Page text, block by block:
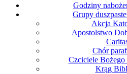
Godziny
Grupy
Akcja
Apostolstwo
Chór
Czciciele Bożego
Krąg